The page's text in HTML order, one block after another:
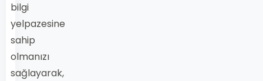
bilgi
yelpazesine
sahip
olmanızı
sağlayarak,